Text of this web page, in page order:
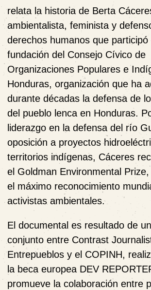
relata la historia de Berta
ambientalista, feminista y
derechos humanos que participó
fundación del Consejo Cívico de
Organizaciones Populares e
Honduras, organización que ha
durante décadas la defensa de
del pueblo lenca en Honduras.
liderazgo en la defensa del río
oposición a proyectos
territorios indígenas, Cáceres
el Goldman Environmental
el máximo reconocimiento
activistas ambientales.
El documental es resultado de
conjunto entre Contrast
Entrepueblos y el COPINH,
la beca europea DEV
promueve la colaboración entre